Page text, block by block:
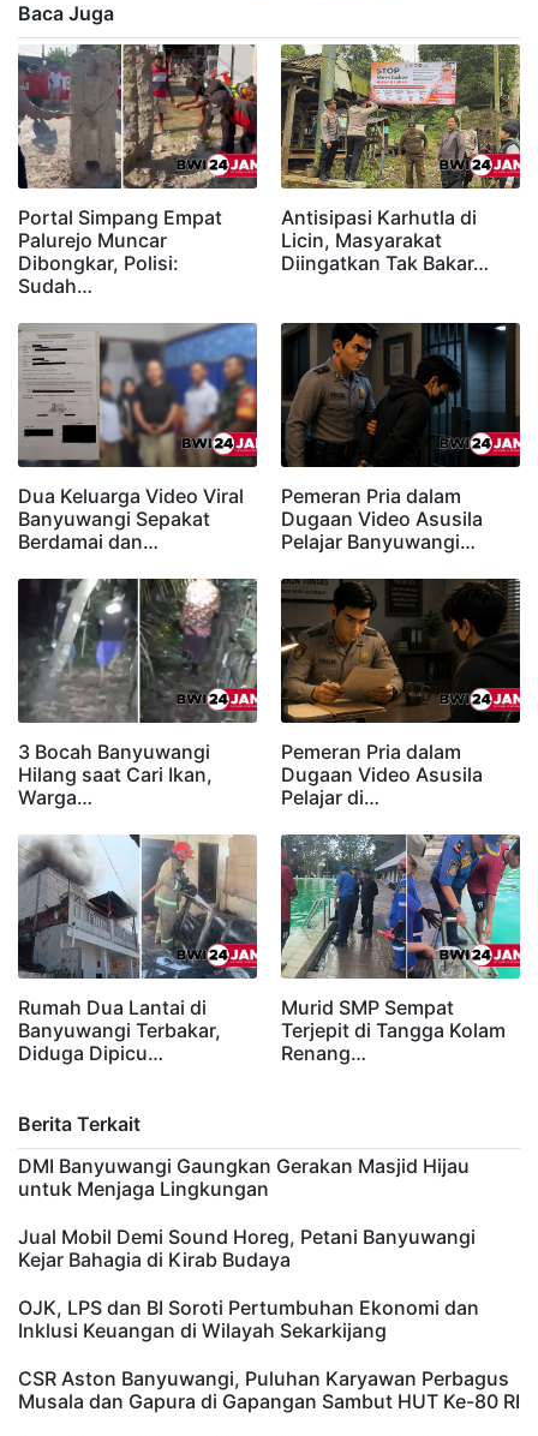
Baca Juga
Portal Simpang Empat
Palurejo Muncar
Dibongkar, Polisi:
Sudah…
Antisipasi Karhutla di
Licin, Masyarakat
Diingatkan Tak Bakar…
Dua Keluarga Video Viral
Banyuwangi Sepakat
Berdamai dan…
Pemeran Pria dalam
Dugaan Video Asusila
Pelajar Banyuwangi…
3 Bocah Banyuwangi
Hilang saat Cari Ikan,
Warga…
Pemeran Pria dalam
Dugaan Video Asusila
Pelajar di…
Rumah Dua Lantai di
Banyuwangi Terbakar,
Diduga Dipicu…
Murid SMP Sempat
Terjepit di Tangga Kolam
Renang…
Berita Terkait
DMI Banyuwangi Gaungkan Gerakan Masjid Hijau
untuk Menjaga Lingkungan
Jual Mobil Demi Sound Horeg, Petani Banyuwangi
Kejar Bahagia di Kirab Budaya
OJK, LPS dan BI Soroti Pertumbuhan Ekonomi dan
Inklusi Keuangan di Wilayah Sekarkijang
CSR Aston Banyuwangi, Puluhan Karyawan Perbagus
Musala dan Gapura di Gapangan Sambut HUT Ke-80 RI